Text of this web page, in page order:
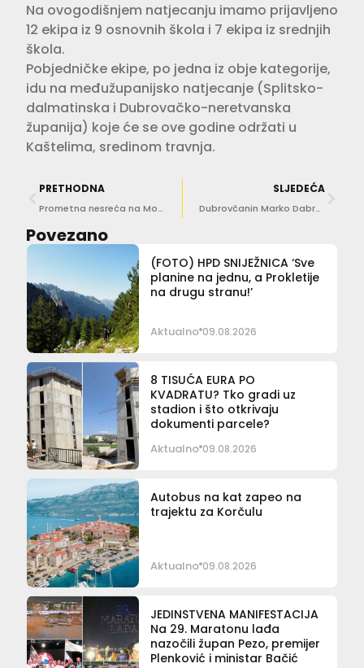
Na ovogodišnjem natjecanju imamo prijavljeno
12 ekipa iz 9 osnovnih škola i 7 ekipa iz srednjih
škola.
Pobjedničke ekipe, po jedna iz obje kategorije,
idu na međužupanijsko natjecanje (Splitsko-
dalmatinska i Dubrovačko-neretvanska
županija) koje će se ove godine održati u
Kaštelima, sredinom travnja.
PRETHODNA
Prometna nesreća na Mostu Franjo Tuđman, policija regulira promet
SLJEDEĆA
Dubrovčanin Marko Dabrović i njegov studio 3LHD u utrci za najprestižniju arhitektonsku nagradu u Hrvatskoj
Povezano
(FOTO) HPD SNIJEŽNICA ‘Sve
planine na jednu, a Prokletije
na drugu stranu!’
Aktualno 09.08.2026
8 TISUĆA EURA PO
KVADRATU? Tko gradi uz
stadion i što otkrivaju
dokumenti parcele?
Aktualno 09.08.2026
Autobus na kat zapeo na
trajektu za Korčulu
Aktualno 09.08.2026
JEDINSTVENA MANIFESTACIJA
Na 29. Maratonu lađa
nazočili župan Pezo, premijer
Plenković i ministar Bačić